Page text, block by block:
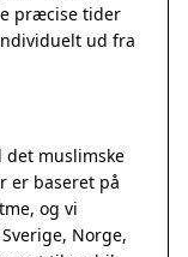
præcise tider
ud fra
det muslimske
er baseret på
og vi
Norge,